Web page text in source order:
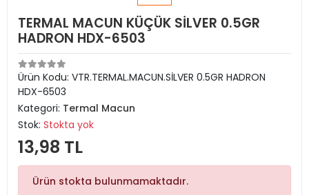
TERMAL MACUN KÜÇÜK SİLVER 0.5GR
HADRON HDX-6503
Ürün Kodu: VTR.TERMAL.MACUN.SİLVER 0.5GR HADRON
HDX-6503
Kategori: Termal Macun
Stok: Stokta yok
13,98 TL
Ürün stokta bulunmamaktadır.